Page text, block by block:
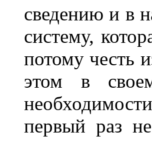
сведению и в
систему,
потому честь
этом в
первый раз